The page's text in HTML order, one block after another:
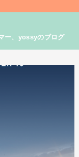
ー、yossyのブログ